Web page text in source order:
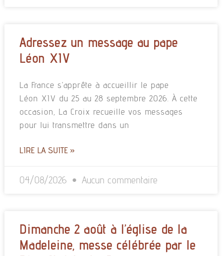
Adressez un message au pape
Léon XIV
La France s’apprête à accueillir le pape
Léon XIV du 25 au 28 septembre 2026. À cette
occasion, La Croix recueille vos messages
pour lui transmettre dans un
LIRE LA SUITE »
04/08/2026 Aucun commentaire
Dimanche 2 août à l’église de la
Madeleine, messe célébrée par le